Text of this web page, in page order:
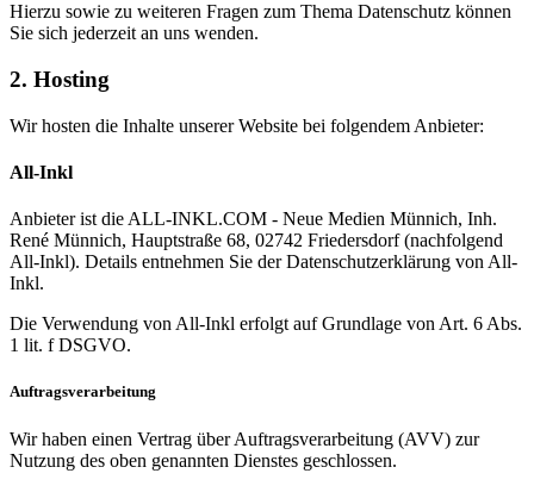
Hierzu sowie zu weiteren Fragen zum Thema Datenschutz können
Sie sich jederzeit an uns wenden.
2. Hosting
Wir hosten die Inhalte unserer Website bei folgendem Anbieter:
All-Inkl
Anbieter ist die ALL-INKL.COM - Neue Medien Münnich, Inh.
René Münnich, Hauptstraße 68, 02742 Friedersdorf (nachfolgend
All-Inkl). Details entnehmen Sie der Datenschutzerklärung von All-
Inkl.
Die Verwendung von All-Inkl erfolgt auf Grundlage von Art. 6 Abs.
1 lit. f DSGVO.
Auftragsverarbeitung
Wir haben einen Vertrag über Auftragsverarbeitung (AVV) zur
Nutzung des oben genannten Dienstes geschlossen.